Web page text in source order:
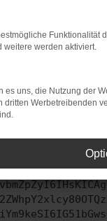
bestimmter
beheben.
auf dem
kann auch
uns bitte.
Funktionalität
weitere werden aktiviert.
es uns, die Nutzung der
dritten Werbetreibenden